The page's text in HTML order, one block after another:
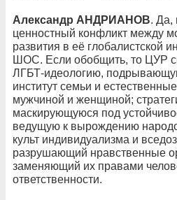
Александр АНДРИАНОВ. Да,
ценностный конфликт между
развития в её глобалистской
ШОС. Если обобщить, то ЦУР
ЛГБТ-идеологию,
институт семьи и
мужчиной и женщиной;
маскирующуюся под
ведущую к вырождению
культ индивидуализма и
разрушающий нравственные
заменяющий их правами
ответственности.